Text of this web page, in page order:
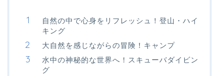
自然の中で心身をリフレッシュ！登山・ハイ
キング
大自然を感じながらの冒険！キャンプ
水中の神秘的な世界へ！スキューバダイビン
グ